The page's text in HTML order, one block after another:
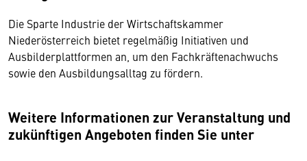
Die Sparte Industrie der Wirtschaftskammer
Niederösterreich bietet regelmäßig Initiativen und
Ausbilderplattformen an, um den Fachkräftenachwuchs
sowie den Ausbildungsalltag zu fördern.
Weitere Informationen zur Veranstaltung und
zukünftigen Angeboten finden Sie unter